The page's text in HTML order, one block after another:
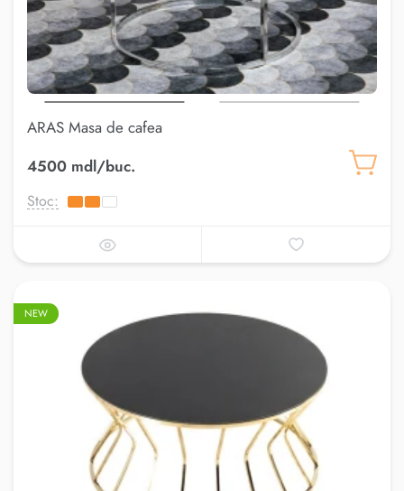
ARAS Masa de cafea
4500 mdl/buc.
Stoc:
NEW